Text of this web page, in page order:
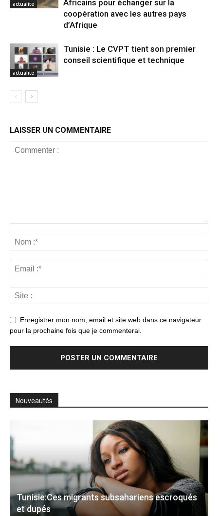
actualite
Africains pour échanger sur la
coopération avec les autres pays
d’Afrique
actualite
Tunisie : Le CVPT tient son premier
conseil scientifique et technique
LAISSER UN COMMENTAIRE
Enregistrer mon nom, email et site web dans ce navigateur
pour la prochaine fois que je commenterai.
Nouveautés
Tunisie:Ces migrants subsahariens escroqués
et dupés